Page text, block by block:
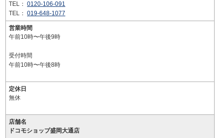
TEL： 0120-106-091
TEL： 019-648-1077
営業時間
午前10時〜午後9時
受付時間
午前10時〜午後8時
定休日
無休
店舗名
ドコモショップ盛岡大通店